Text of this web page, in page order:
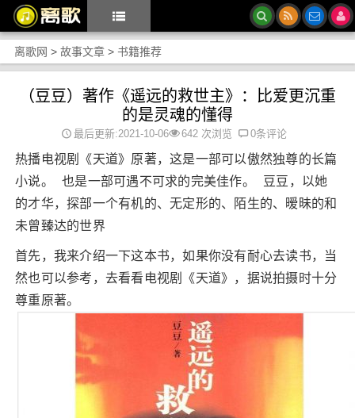
离歌网 > 故事文章 > 书籍推荐
（豆豆）著作《遥远的救世主》：比爱更沉重
的是灵魂的懂得
最后更新:2021-10-06 642 次浏览 0条评论
热播电视剧《天道》原著，这是一部可以傲然独尊的长篇
小说。 也是一部可遇不可求的完美佳作。 豆豆，以她
的才华，探部一个有机的、无定形的、陌生的、暧昧的和
未曾臻达的世界
首先，我来介绍一下这本书，如果你没有耐心去读书，当
然也可以参考，去看看电视剧《天道》，据说拍摄时十分
尊重原著。